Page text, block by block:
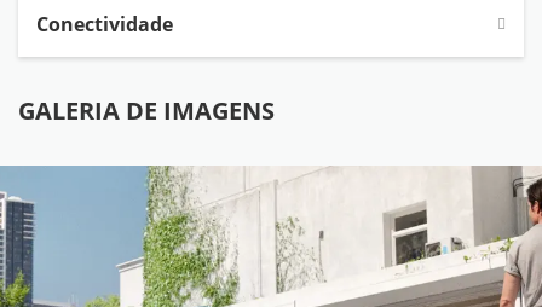
Conectividade
GALERIA DE IMAGENS